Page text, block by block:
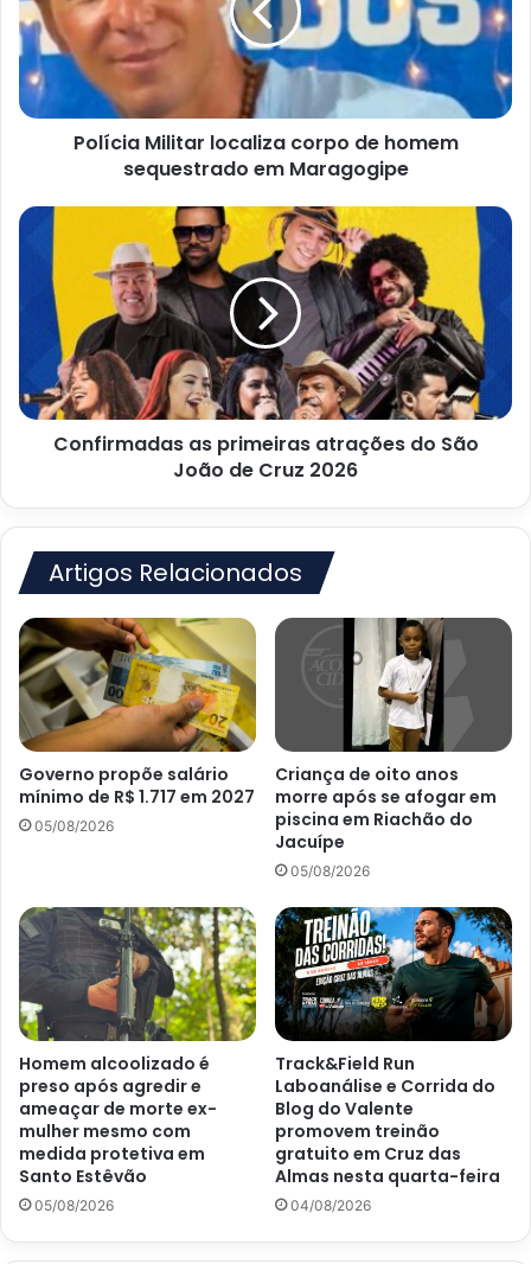
de
homem
sequestrado
em
Maragogipe
Polícia Militar localiza corpo de homem
sequestrado em Maragogipe
Confirmadas
atrações
de
Cruz
2026Confirmadas as primeiras atrações do São
João de Cruz 2026
Artigos Relacionados
Governo propõe salário
mínimo de R$ 1.717 em 2027
05/08/2026
Criança de oito anos
morre após se afogar em
piscina em Riachão do
Jacuípe
05/08/2026
Homem alcoolizado é
preso após agredir e
ameaçar de morte ex-
mulher mesmo com
medida protetiva em
Santo Estêvão
05/08/2026
Track&Field Run
Laboanálise e Corrida do
Blog do Valente
promovem treinão
gratuito em Cruz das
Almas nesta quarta-feira
04/08/2026